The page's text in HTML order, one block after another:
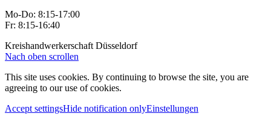
Mo-Do: 8:15-17:00
Fr: 8:15-16:40
Kreishandwerkerschaft Düsseldorf
Nach oben scrollen
This site uses cookies. By continuing to browse the site, you are
agreeing to our use of cookies.
Accept settingsHide notification onlyEinstellungen